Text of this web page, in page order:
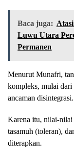
Baca juga:
Luwu Utara
Permanen
Menurut Munafri,
kompleks, mulai dari
ancaman disintegrasi.
Karena itu, nilai-nilai
tasamuh (toleran),
diterapkan.